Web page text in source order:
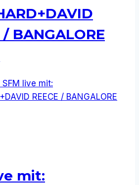
/ BANGALORE
SFM live mit:
REECE / BANGALORE
mit: